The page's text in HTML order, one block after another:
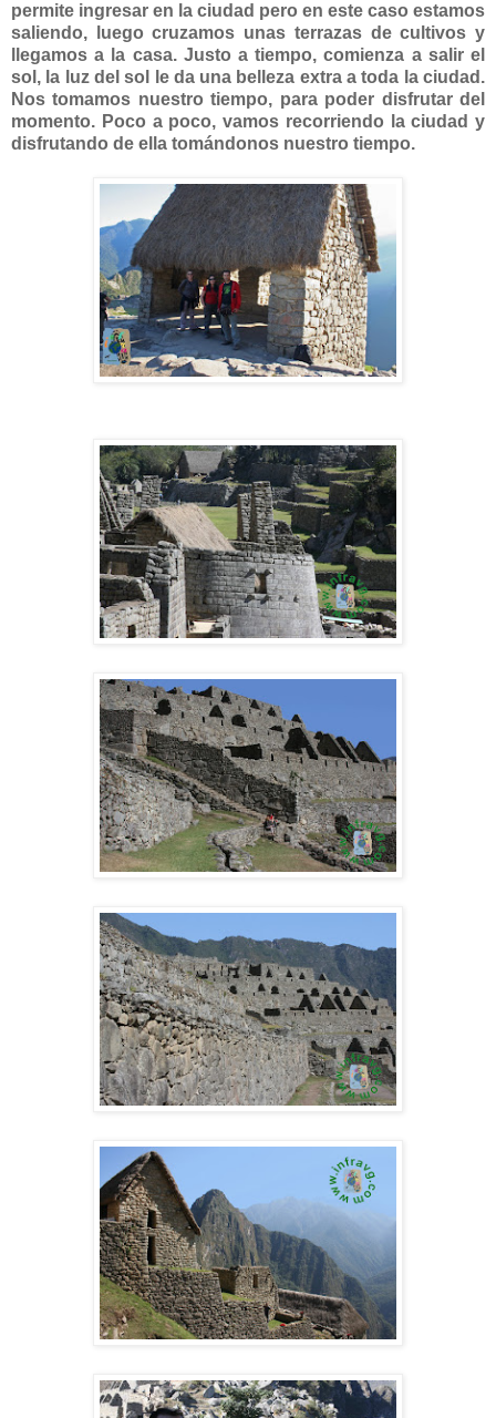
permite ingresar en la ciudad pero en este caso estamos
saliendo, luego cruzamos unas terrazas de cultivos y
llegamos a la casa. Justo a tiempo, comienza a salir el
sol, la luz del sol le da una belleza extra a toda la ciudad.
Nos tomamos nuestro tiempo, para poder disfrutar del
momento. Poco a poco, vamos recorriendo la ciudad y
disfrutando de ella tomándonos nuestro tiempo.